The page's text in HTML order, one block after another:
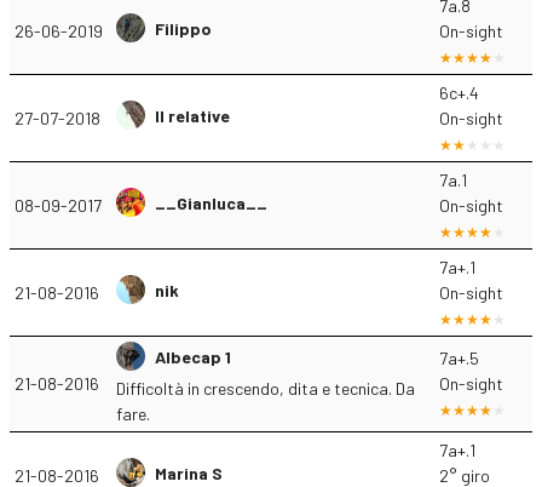
26-06-2019 Filippo
7a.8
On-sight
27-07-2018 Il relative
6c+.4
On-sight
08-09-2017 __Gianluca__
7a.1
On-sight
21-08-2016 nik
7a+.1
On-sight
21-08-2016
Albecap 1
Difficoltà in crescendo, dita e tecnica. Da
fare.
7a+.5
On-sight
21-08-2016 Marina S
7a+.1
2° giro